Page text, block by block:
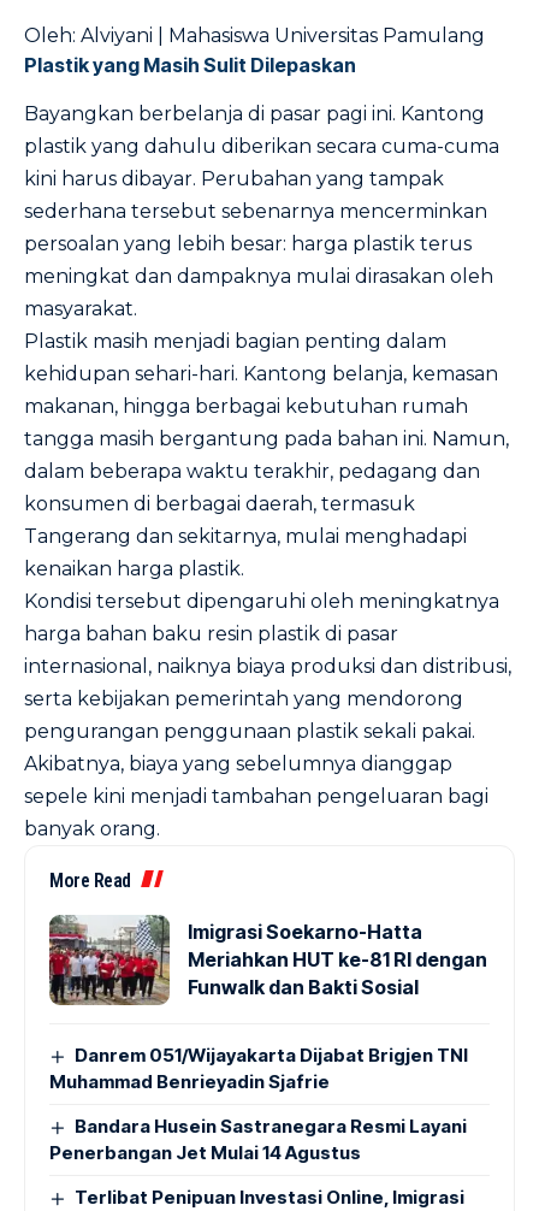
Oleh: Alviyani | Mahasiswa Universitas Pamulang
Plastik yang Masih Sulit Dilepaskan
Bayangkan berbelanja di pasar pagi ini. Kantong
plastik yang dahulu diberikan secara cuma-cuma
kini harus dibayar. Perubahan yang tampak
sederhana tersebut sebenarnya mencerminkan
persoalan yang lebih besar: harga plastik terus
meningkat dan dampaknya mulai dirasakan oleh
masyarakat.
Plastik masih menjadi bagian penting dalam
kehidupan sehari-hari. Kantong belanja, kemasan
makanan, hingga berbagai kebutuhan rumah
tangga masih bergantung pada bahan ini. Namun,
dalam beberapa waktu terakhir, pedagang dan
konsumen di berbagai daerah, termasuk
Tangerang dan sekitarnya, mulai menghadapi
kenaikan harga plastik.
Kondisi tersebut dipengaruhi oleh meningkatnya
harga bahan baku resin plastik di pasar
internasional, naiknya biaya produksi dan distribusi,
serta kebijakan pemerintah yang mendorong
pengurangan penggunaan plastik sekali pakai.
Akibatnya, biaya yang sebelumnya dianggap
sepele kini menjadi tambahan pengeluaran bagi
banyak orang.
More Read
Imigrasi Soekarno-Hatta
Meriahkan HUT ke-81 RI dengan
Funwalk dan Bakti Sosial
Danrem 051/Wijayakarta Dijabat Brigjen TNI
Muhammad Benrieyadin Sjafrie
Bandara Husein Sastranegara Resmi Layani
Penerbangan Jet Mulai 14 Agustus
Terlibat Penipuan Investasi Online, Imigrasi